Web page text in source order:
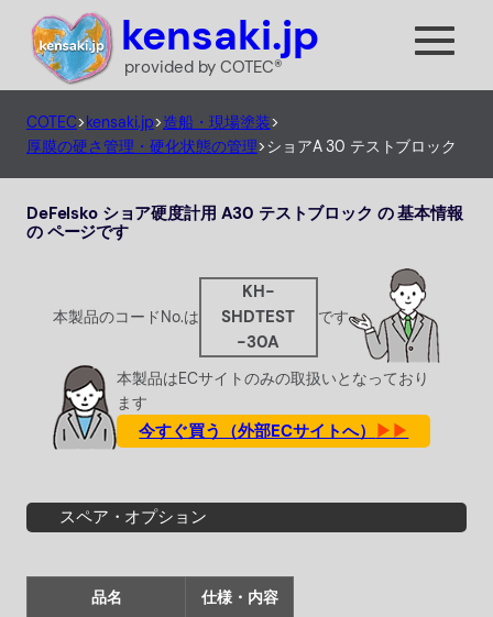
kensaki.jp
provided by COTEC®
COTEC>kensaki.jp>造船・現場塗装>
厚膜の硬さ管理・硬化状態の管理>ショアA 30 テストブロック
DeFelsko ショア硬度計用 A30 テストブロック の 基本情報
の ページです
本製品のコードNo.は
KH-
SHDTEST
-30A
です
本製品はECサイトのみの取扱いとなっており
ます
今すぐ買う（外部ECサイトへ） ▶▶
スペア・オプション
品名 仕様・内容